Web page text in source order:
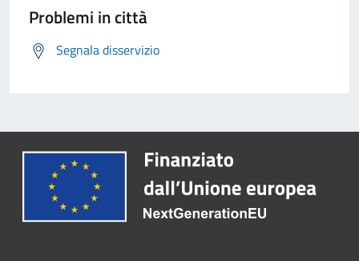
Problemi in città
Segnala disservizio